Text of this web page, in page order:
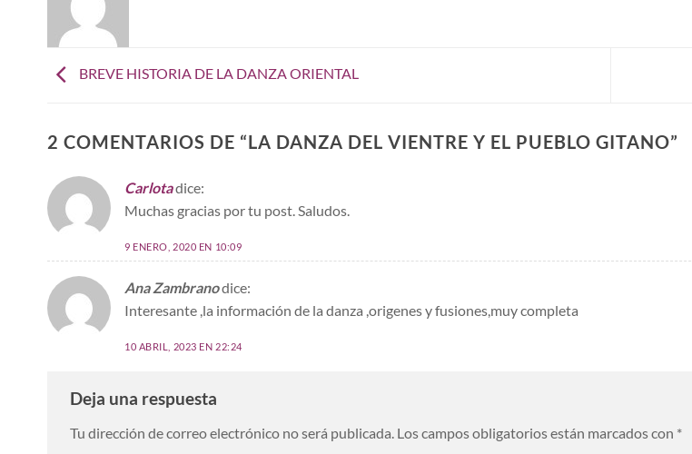
BREVE HISTORIA DE LA DANZA ORIENTAL
2 COMENTARIOS DE “LA DANZA DEL VIENTRE Y EL PUEBLO GITANO”
Carlotadice:
Muchas gracias por tu post. Saludos.
9 ENERO, 2020 EN 10:09
Ana Zambranodice:
Interesante ,la información de la danza ,origenes y fusiones,muy completa
10 ABRIL, 2023 EN 22:24
Deja una respuesta
Tu dirección de correo electrónico no será publicada. Los campos obligatorios están marcados con *